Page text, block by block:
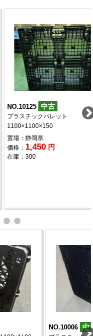
NO.10123 中古
プラスチックパレット
1100×1100×120
置場：広島県
価格：1,300円
在庫：216
中古